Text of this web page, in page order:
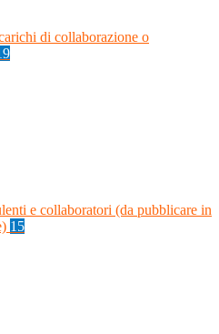
di collaborazione o
e collaboratori (da pubblicare in
15